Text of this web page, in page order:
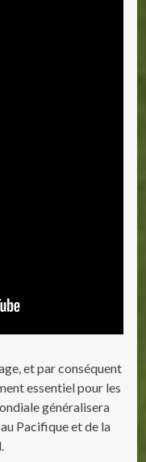
et par conséquent
essentiel pour les
généralisera
Pacifique et de la